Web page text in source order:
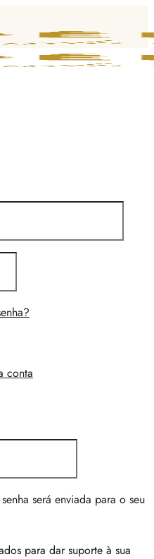
conta
será enviada para o seu
para dar suporte à sua